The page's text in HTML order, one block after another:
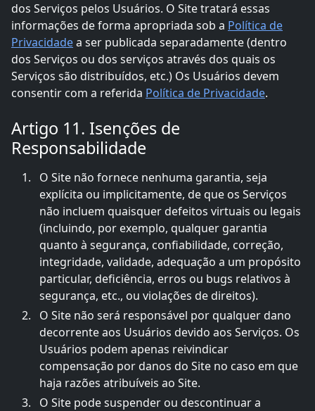
dos Serviços pelos Usuários. O Site tratará essas
informações de forma apropriada sob a Política de
Privacidadea ser publicada separadamente (dentro
dos Serviços ou dos serviços através dos quais os
Serviços são distribuídos, etc.) Os Usuários devem
consentir com a referida Política de Privacidade.
Artigo 11. Isenções de
Responsabilidade
O Site não fornece nenhuma garantia, seja
explícita ou implicitamente, de que os Serviços
não incluem quaisquer defeitos virtuais ou legais
(incluindo, por exemplo, qualquer garantia
quanto à segurança, confiabilidade, correção,
integridade, validade, adequação a um propósito
particular, deficiência, erros ou bugs relativos à
segurança, etc., ou violações de direitos).
O Site não será responsável por qualquer dano
decorrente aos Usuários devido aos Serviços. Os
Usuários podem apenas reivindicar
compensação por danos do Site no caso em que
haja razões atribuíveis ao Site.
O Site pode suspender ou descontinuar a